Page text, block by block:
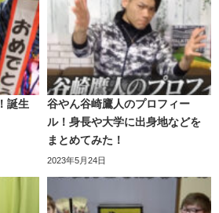
試合終了1秒前で無念のダウンを喫
誕生
谷やん谷崎鷹人のプロフィー
ル！身長や大学に出身地などを
まとめてみた！
2023年5月24日